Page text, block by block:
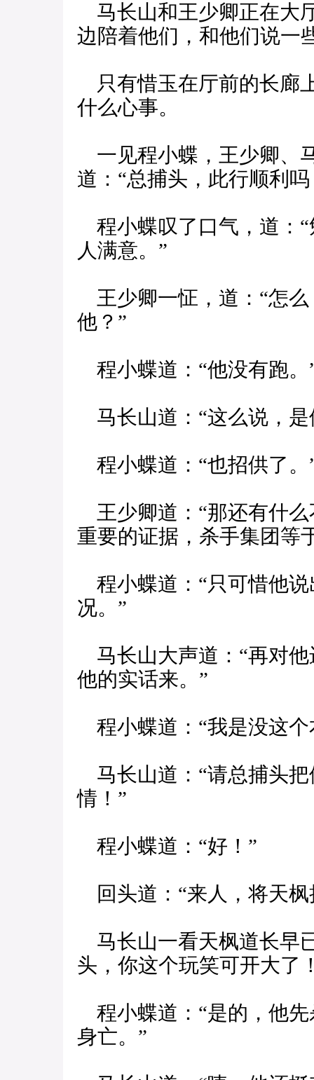
马长山和王少卿正在大
边陪着他们，和他们说一
只有惜玉在厅前的长廊
什么心事。
一见程小蝶，王少卿、
道：“总捕头，此行顺利吗
程小蝶叹了口气，道：
人满意。”
王少卿一怔，道：“怎
他？”
程小蝶道：“他没有跑。
马长山道：“这么说，是
程小蝶道：“也招供了。
王少卿道：“那还有什
重要的证据，杀手集团等
程小蝶道：“只可惜他
况。”
马长山大声道：“再对
他的实话来。”
程小蝶道：“我是没这个
马长山道：“请总捕头
情！”
程小蝶道：“好！”
回头道：“来人，将天枫
马长山一看天枫道长早
头，你这个玩笑可开大了
程小蝶道：“是的，他
身亡。”